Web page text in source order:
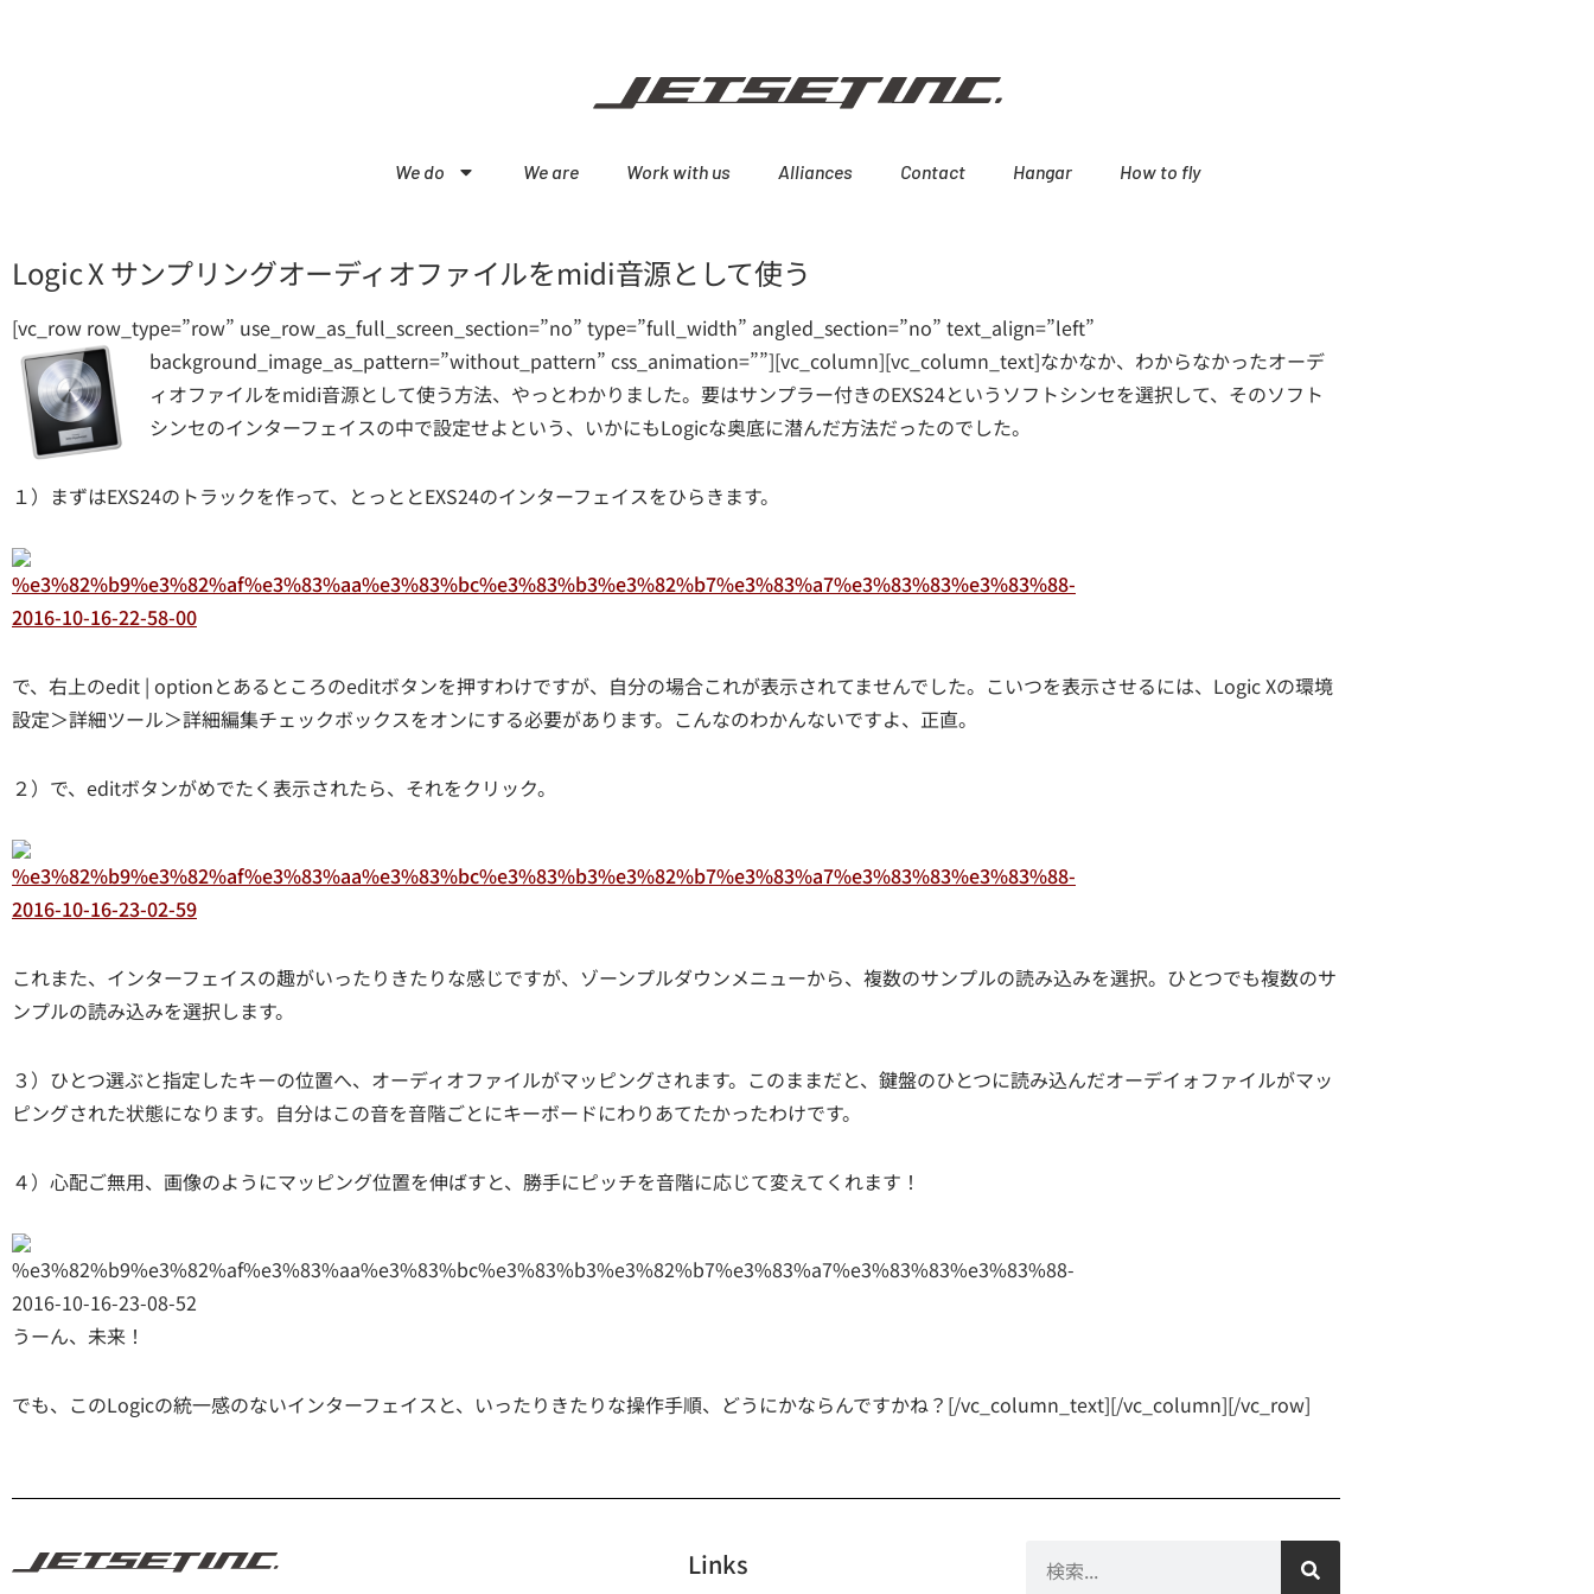
We do We are Work with us Alliances Contact Hangar How to fly
Logic X サンプリングオーディオファイルをmidi音源として使う
[vc_row row_type=”row” use_row_as_full_screen_section=”no” type=”full_width” angled_section=”no” text_align=”left”
background_image_as_pattern=”without_pattern” css_animation=””][vc_column][vc_column_text]なかなか、わからなかったオーデ
ィオファイルをmidi音源として使う方法、やっとわかりました。要はサンプラー付きのEXS24というソフトシンセを選択して、そのソフト
シンセのインターフェイスの中で設定せよという、いかにもLogicな奥底に潜んだ方法だったのでした。
１）まずはEXS24のトラックを作って、とっととEXS24のインターフェイスをひらきます。
で、右上のedit | optionとあるところのeditボタンを押すわけですが、自分の場合これが表示されてませんでした。こいつを表示させるには、Logic Xの環境
設定＞詳細ツール＞詳細編集チェックボックスをオンにする必要があります。こんなのわかんないですよ、正直。
２）で、editボタンがめでたく表示されたら、それをクリック。
これまた、インターフェイスの趣がいったりきたりな感じですが、ゾーンプルダウンメニューから、複数のサンプルの読み込みを選択。ひとつでも複数のサ
ンプルの読み込みを選択します。
３）ひとつ選ぶと指定したキーの位置へ、オーディオファイルがマッピングされます。このままだと、鍵盤のひとつに読み込んだオーデイォファイルがマッ
ピングされた状態になります。自分はこの音を音階ごとにキーボードにわりあてたかったわけです。
４）心配ご無用、画像のようにマッピング位置を伸ばすと、勝手にピッチを音階に応じて変えてくれます！
うーん、未来！
でも、このLogicの統一感のないインターフェイスと、いったりきたりな操作手順、どうにかならんですかね？[/vc_column_text][/vc_column][/vc_row]
Links